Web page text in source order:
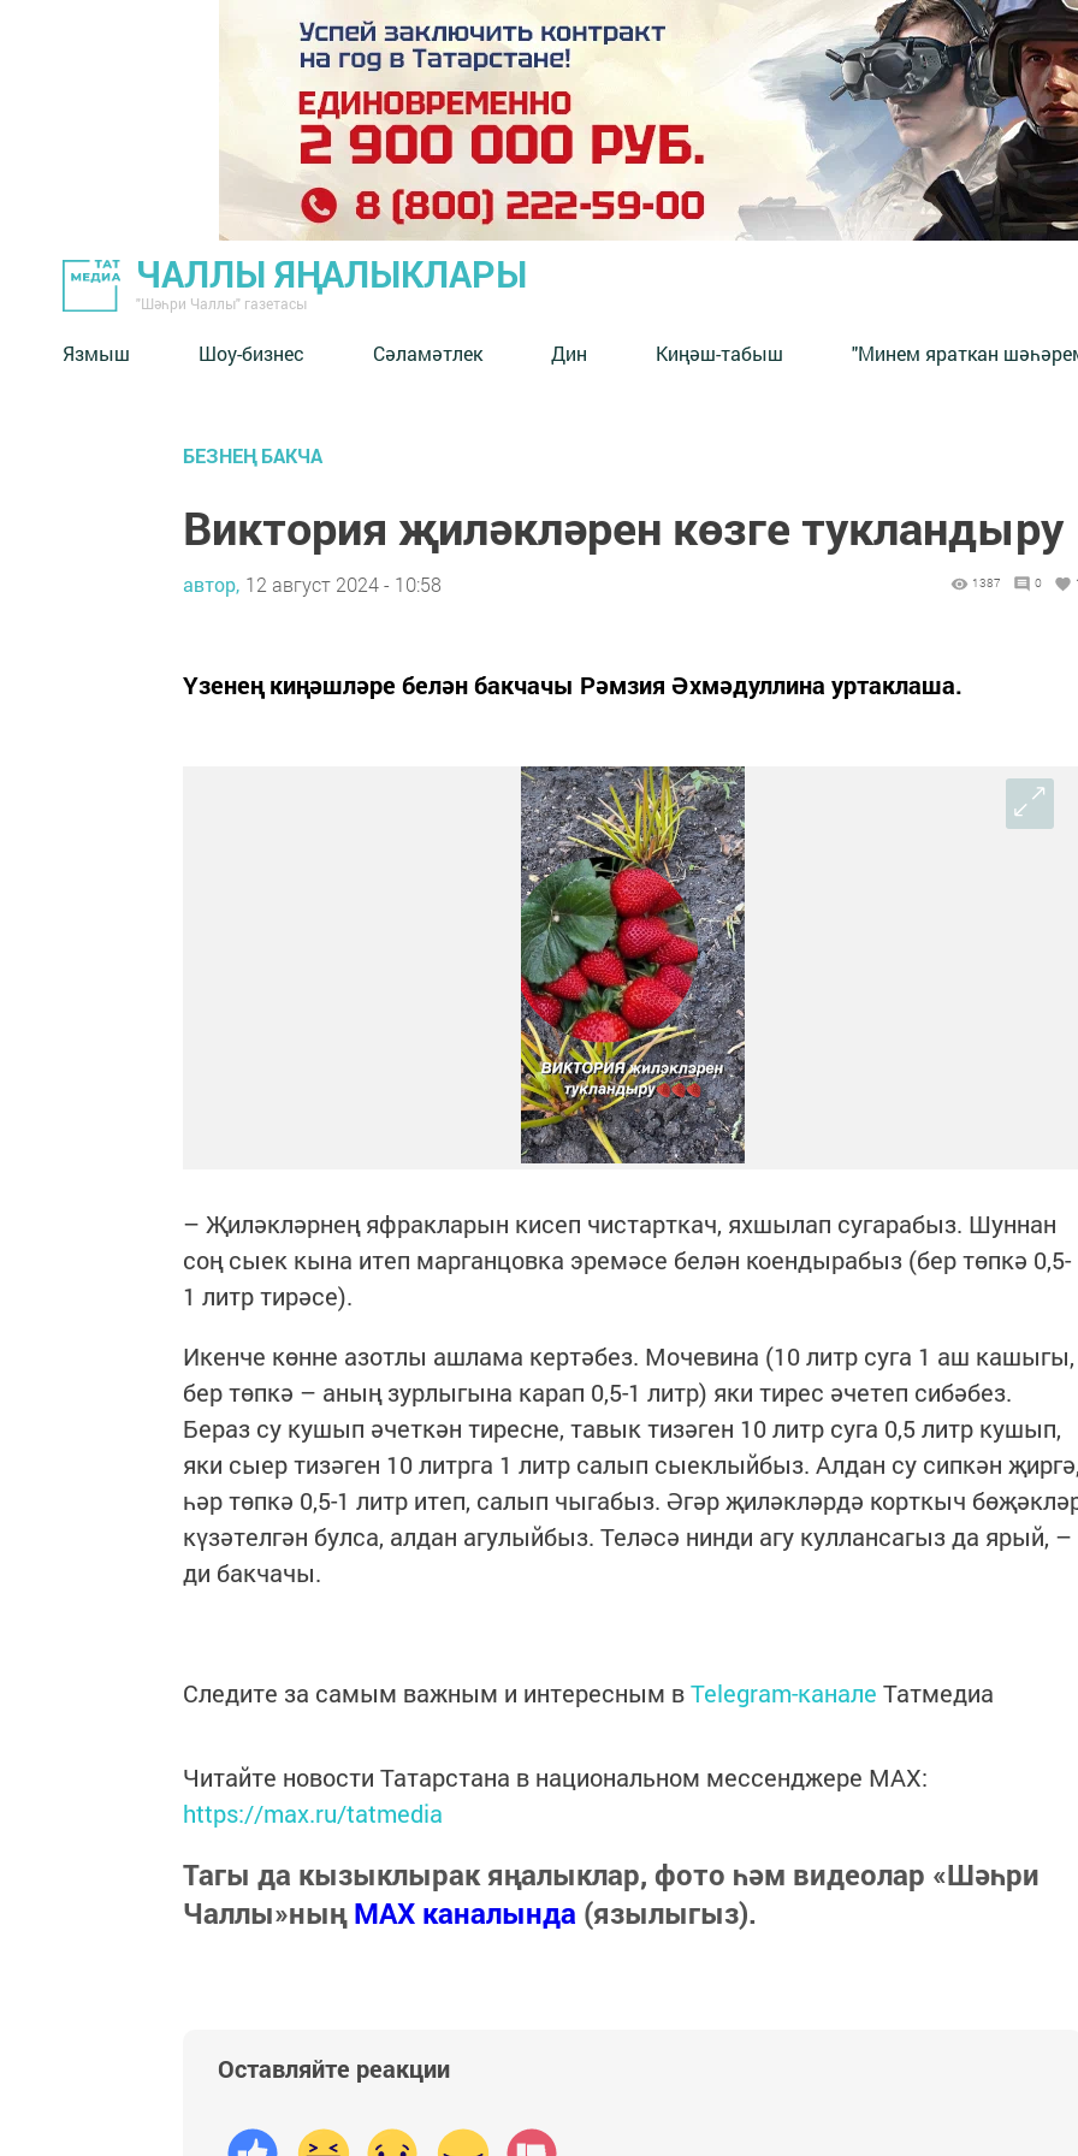
ЧАЛЛЫ ЯҢАЛЫКЛАРЫ
"Шәһри Чаллы" газетасы
Язмыш Шоу-бизнес Сәламәтлек Дин Киңәш-табыш "Минем яраткан
БЕЗНЕҢ БАКЧА
Виктория җиләкләрен көзге тукландыру
автор, 12 август 2024 - 10:58 1387 0
Үзенең киңәшләре белән бакчачы Рәмзия Әхмәдуллина уртаклаша.
– Җиләкләрнең яфракларын кисеп чистарткач, яхшылап сугарабыз. Шуннан
соң сыек кына итеп марганцовка эремәсе белән коендырабыз (бер төпкә 0,5-
1 литр тирәсе).
Икенче көнне азотлы ашлама кертәбез. Мочевина (10 литр суга 1 аш кашыгы,
бер төпкә – аның зурлыгына карап 0,5-1 литр) яки тирес әчетеп сибәбез.
Бераз су кушып әчеткән тиресне, тавык тизәген 10 литр суга 0,5 литр кушып,
яки сыер тизәген 10 литрга 1 литр салып сыеклыйбыз. Алдан су сипкән
һәр төпкә 0,5-1 литр итеп, салып чыгабыз. Әгәр җиләкләрдә корткыч
күзәтелгән булса, алдан агулыйбыз. Теләсә нинди агу куллансагыз да ярый, –
ди бакчачы.
Следите за самым важным и интересным вTelegram-канале Татмедиа
Читайте новости Татарстана в национальном мессенджере MАХ:
https://max.ru/tatmedia
Тагы да кызыклырак яңалыклар, фото һәм видеолар «Шәһри
Чаллы»ныңMAX каналында (язылыгыз).
Оставляйте реакции